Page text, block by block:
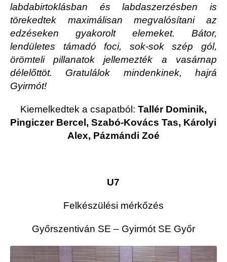
labdabirtoklásban és labdaszerzésben is
törekedtek maximálisan megvalósítani az
edzéseken gyakorolt elemeket. Bátor,
lendületes támadó foci, sok-sok szép gól,
örömteli pillanatok jellemezték a vasárnap
délelőttöt. Gratulálok mindenkinek, hajrá
Gyirmót!
Kiemelkedtek a csapatból: Tallér Dominik,
Pingiczer Bercel, Szabó-Kovács Tas, Károlyi
Alex, Pázmándi Zoé
U7
Felkészülési mérkőzés
Győrszentiván SE – Gyirmót SE Győr